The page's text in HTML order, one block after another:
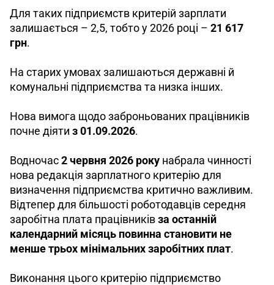
Для таких підприємств критерій зарплати
залишається – 2,5, тобто у 2026 році – 21 617
грн.
На старих умовах залишаються державні й
комунальні підприємства та низка інших.
Нова вимога щодо заброньованих працівників
почне діяти з 01.09.2026.
Водночас 2 червня 2026 року набрала чинності
нова редакція зарплатного критерію для
визначення підприємства критично важливим.
Відтепер для більшості роботодавців середня
заробітна плата працівників за останній
календарний місяць повинна становити не
меншетрьох мінімальних заробітних плат.
Виконання цього критерію підприємство